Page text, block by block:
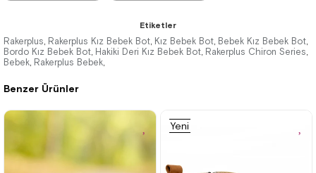
2.049,90 ₺
3.519,90 ₺
%42İndirim
Ücretsiz
★ ★ ★
2.699,90 ₺
%42İndirim
Kargo
Benzer Ürünler
Yeni
Etiketler
Rakerplus, Rakerplus Kız Bebek Bot, Kız Bebek Bot, Bebek Kız Bebek Bot,
Bordo Kız Bebek Bot, Hakiki Deri Kız Bebek Bot, Rakerplus Chiron Series,
Bebek, Rakerplus Bebek,